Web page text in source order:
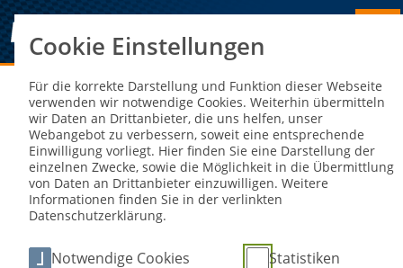
Sie sind hier: NEWS
Deutsche Rallye-Meisterschaft,
Sulingen: Marijan Griebel erlangt
erstmalig den Sieg
Cookie Einstellungen
Für die korrekte Darstellung und Funktion dieser Webseite
verwenden wir notwendige Cookies. Weiterhin übermitteln
wir Daten an Drittanbieter, die uns helfen, unser
Webangebot zu verbessern, soweit eine entsprechende
Einwilligung vorliegt. Hier finden Sie eine Darstellung der
einzelnen Zwecke, sowie die Möglichkeit in die Übermittlung
von Daten an Drittanbieter einzuwilligen. Weitere
Informationen finden Sie in der verlinkten
Datenschutzerklärung.
Notwendige Cookies
Statistiken